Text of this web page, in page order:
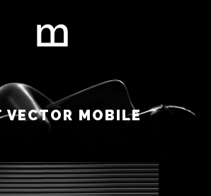
VECTOR MOBILE